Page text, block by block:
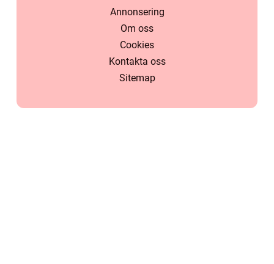
Annonsering
Om oss
Cookies
Kontakta oss
Sitemap